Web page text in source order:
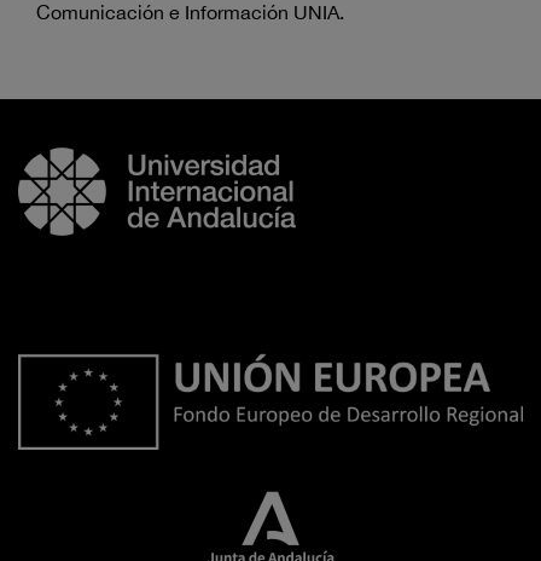
Comunicación e Información UNIA.